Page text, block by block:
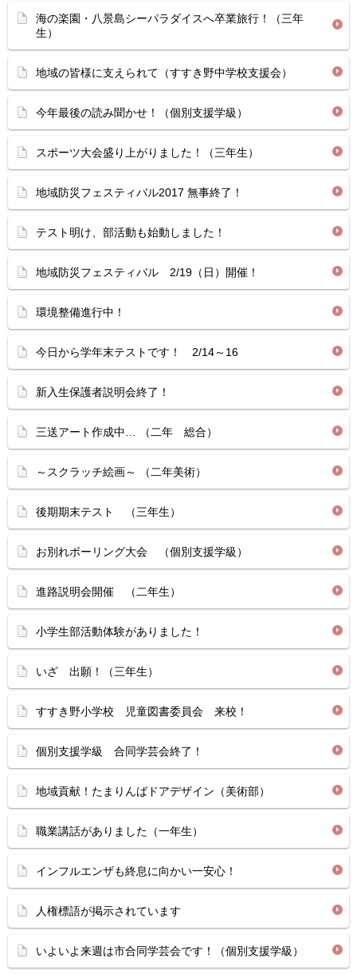
海の楽園・八景島シーパラダイスへ卒業旅行！（三年
生）
地域の皆様に支えられて（すすき野中学校支援会）
今年最後の読み聞かせ！（個別支援学級）
スポーツ大会盛り上がりました！（三年生）
地域防災フェスティバル2017 無事終了！
テスト明け、部活動も始動しました！
地域防災フェスティバル 2/19（日）開催！
環境整備進行中！
今日から学年末テストです！ 2/14～16
新入生保護者説明会終了！
三送アート作成中… （二年 総合）
～スクラッチ絵画～ （二年美術）
後期期末テスト （三年生）
お別れボーリング大会 （個別支援学級）
進路説明会開催 （二年生）
小学生部活動体験がありました！
いざ 出願！（三年生）
すすき野小学校 児童図書委員会 来校！
個別支援学級 合同学芸会終了！
地域貢献！たまりんばドアデザイン（美術部）
職業講話がありました（一年生）
インフルエンザも終息に向かい一安心！
人権標語が掲示されています
いよいよ来週は市合同学芸会です！（個別支援学級）